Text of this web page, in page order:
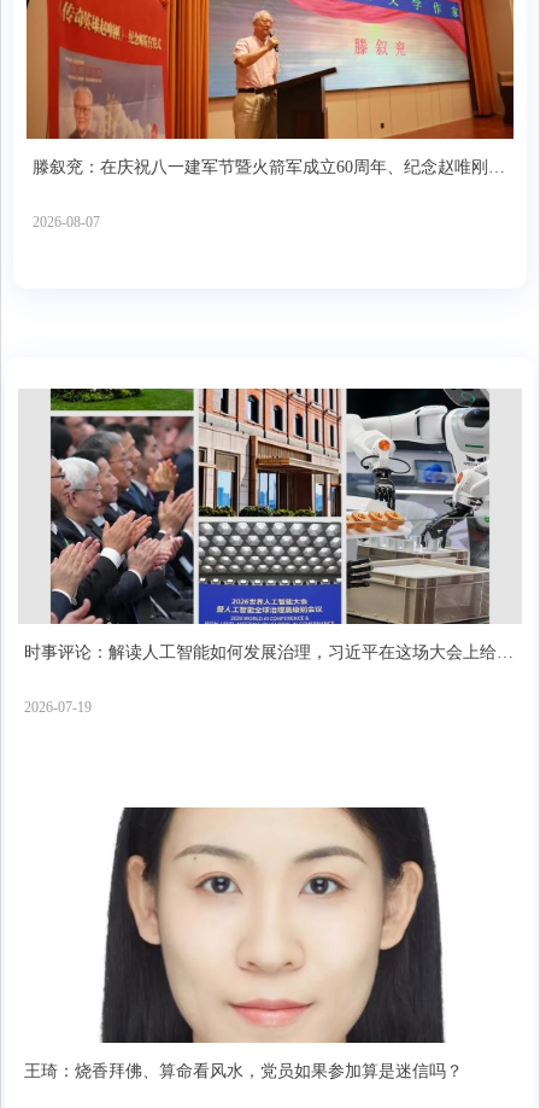
滕叙兖：在庆祝八一建军节暨火箭军成立60周年、纪念赵唯刚同
2026-08-07
时事评论：解读人工智能如何发展治理，习近平在这场大会上给出
2026-07-19
王琦：烧香拜佛、算命看风水，党员如果参加算是迷信吗？